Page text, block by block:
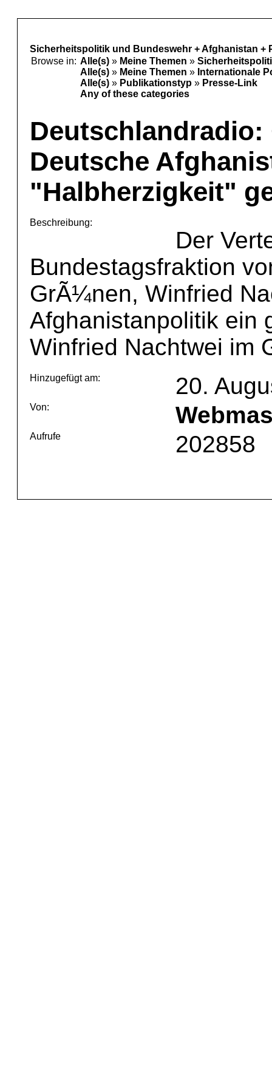
Sicherheitspolitik und Bundeswehr + Afghanistan +
Browse in: Alle(s) » Meine Themen »
Alle(s) » Meine Themen » Internationale
Alle(s) » Publikationstyp » Presse-Link
Any of these categories
Deutsche
"Halbherzigkeit"
Beschreibung:
Der
Bundestagsfraktion
GrÃ¼nen, Winfried
Afghanistanpolitik ein
Winfried Nachtwei im
Hinzugefügt am: 20.
Von:
Aufrufe 202858